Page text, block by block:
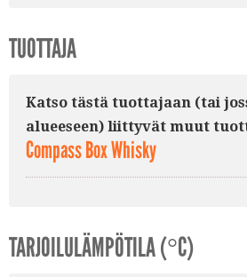
TUOTTAJA
Katso tästä tuottajaan (tai
alueeseen) liittyvät muut
Compass Box Whisky
TARJOILULÄMPÖTILA (°C)